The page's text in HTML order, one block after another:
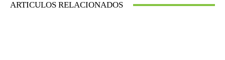
ARTICULOS RELACIONADOS